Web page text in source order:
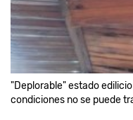
"Deplorable" estado
condiciones no se puede